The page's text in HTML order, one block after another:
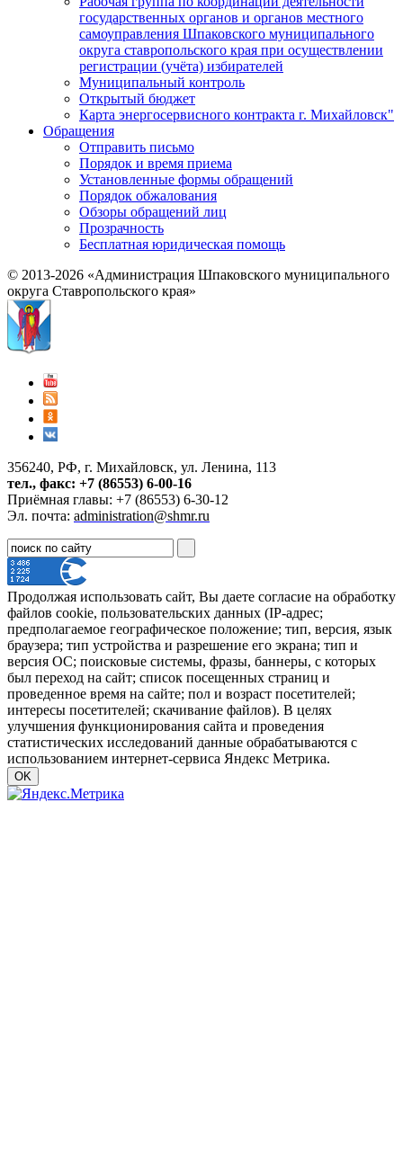
государственных органов и органов местного
самоуправления Шпаковского муниципального
округа ставропольского края при осуществлении
регистрации (учёта) избирателей
Муниципальный контроль
Открытый бюджет
Карта энергосервисного контракта г. Михайловск"
Обращения
Отправить письмо
Порядок и время приема
Установленные формы обращений
Порядок обжалования
Обзоры обращений лиц
Прозрачность
Бесплатная юридическая помощь
© 2013-2026 «Администрация Шпаковского муниципального
округа Ставропольского края»
356240, РФ, г. Михайловск, ул. Ленина, 113
тел., факс: +7 (86553) 6-00-16
Приёмная главы: +7 (86553) 6-30-12
Эл. почта: administration@shmr.ru
Продолжая использовать сайт, Вы даете согласие на обработку
файлов cookie, пользовательских данных (IP-адрес;
предполагаемое географическое положение; тип, версия, язык
браузера; тип устройства и разрешение его экрана; тип и
версия ОС; поисковые системы, фразы, баннеры, с которых
был переход на сайт; список посещенных страниц и
проведенное время на сайте; пол и возраст посетителей;
интересы посетителей; скачивание файлов). В целях
улучшения функционирования сайта и проведения
статистических исследований данные обрабатываются с
использованием интернет-сервиса Яндекс Метрика.
OK